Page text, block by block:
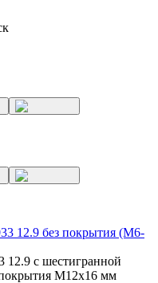
12.9 без покрытия (M6-
с шестигранной
покрытия M12x16 мм